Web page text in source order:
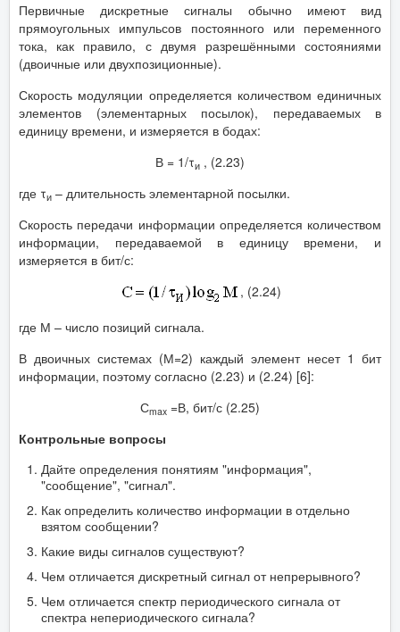
Первичные дискретные сигналы обычно имеют вид
прямоугольных импульсов постоянного или переменного
тока, как правило, с двумя разрешёнными состояниями
(двоичные или двухпозиционные).
Скорость модуляции определяется количеством единичных
элементов (элементарных посылок), передаваемых в
единицу времени, и измеряется в бодах:
В = 1/τи , (2.23)
где τи – длительность элементарной посылки.
Скорость передачи информации определяется количеством
информации, передаваемой в единицу времени, и
измеряется в бит/с:
, (2.24)
где М – число позиций сигнала.
В двоичных системах (М=2) каждый элемент несет 1 бит
информации, поэтому согласно (2.23) и (2.24) [6]:
Сmax =В, бит/с (2.25)
Контрольные вопросы
Дайте определения понятиям "информация",
"сообщение", "сигнал".
Как определить количество информации в отдельно
взятом сообщении?
Какие виды сигналов существуют?
Чем отличается дискретный сигнал от непрерывного?
Чем отличается спектр периодического сигнала от
спектра непериодического сигнала?